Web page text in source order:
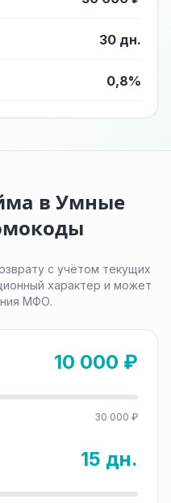
30 дн.
0,8%
в Умные
с учётом текущих
характер и может
МФО.
10 000 ₽
30 000 ₽
15 дн.